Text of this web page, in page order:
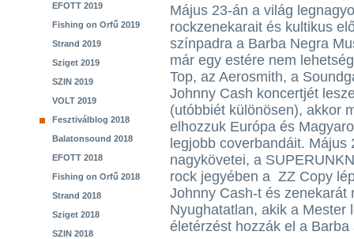
EFOTT 2019
Fishing on Orfű 2019
Strand 2019
Sziget 2019
SZIN 2019
VOLT 2019
Fesztiválblog 2018
Balatonsound 2018
EFOTT 2018
Fishing on Orfű 2018
Strand 2018
Sziget 2018
SZIN 2018
Május 23-án a világ
rockzenekarait és kultikus
színpadra a Barba Negra
már egy estére nem
Top, az Aerosmith, a
Johnny Cash koncertjét
(utóbbiét különösen), akkor
elhozzuk Európa és
legjobb coverbandáit.
nagykövetei, a
rock jegyében a ZZ Copy
Johnny Cash-t és
Nyughatatlan, akik a Mester
életérzést hozzák el a